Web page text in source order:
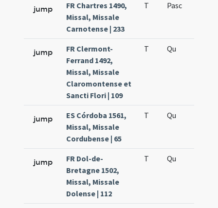
jump
FR Chartres 1490,
Missal, Missale
Carnotense | 233
T Pasc
jump
FR Clermont-
Ferrand 1492,
Missal, Missale
Claromontense et
Sancti Flori | 109
T Qu
jump
ES Córdoba 1561,
Missal, Missale
Cordubense | 65
T Qu
jump
FR Dol-de-
Bretagne 1502,
Missal, Missale
Dolense | 112
T Qu